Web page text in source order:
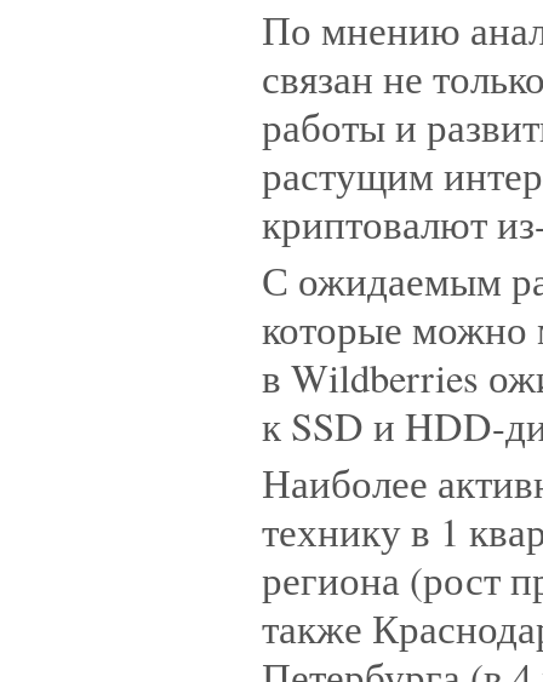
По мнению
связан не
работы и
растущим
криптовалют
С ожидаемым
которые можно
в Wildberries
к SSD и HDD-
Наиболее
технику в 1
региона (рост
также